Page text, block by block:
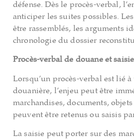
défense. Dès le procès-verbal,
anticiper les suites possibles.
être rassemblés, les arguments
chronologie du dossier
Procès-verbal de douane et
Lorsqu’un procès-verbal est lié à
douanière, l’enjeu peut être
marchandises, documents,
peuvent être retenus ou saisis
La saisie peut porter sur des